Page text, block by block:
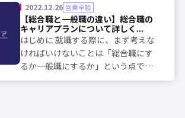
2022.12.26 営業全般
【総合職と一般職の違い】総合職の
キャリアプランについて詳しく...
はじめに 就職する際に、まず考えな
ければいけないことは「総合職にす
るか一般職にするか」という点でし
ょう。 特に、女性の場合はこの2択